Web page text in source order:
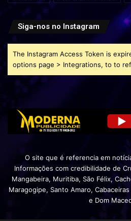
Siga-nos no Instagram
The Instagram Access Token is
options page > Integrations, to to
O site que é referencia em
Informações com credibilidade de
Mangabeira, Muritiba, São Félix,
Maragogipe, Santo Amaro,
e Dom